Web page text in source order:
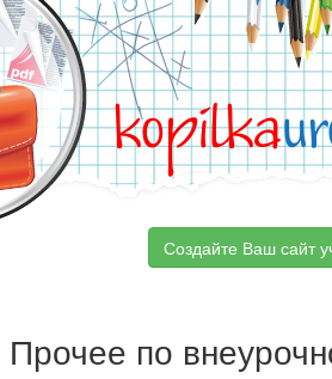
kopilka
Создайте Ваш сайт
Прочее по